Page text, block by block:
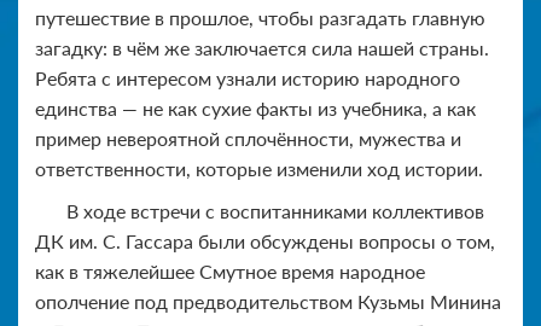
путешествие в прошлое, чтобы разгадать главную
загадку: в чём же заключается сила нашей страны.
Ребята с интересом узнали историю народного
единства — не как сухие факты из учебника, а как
пример невероятной сплочённости, мужества и
ответственности, которые изменили ход истории.
В ходе встречи с воспитанниками коллективов
ДК им. С. Гассара были обсуждены вопросы о том,
как в тяжелейшее Смутное время народное
ополчение под предводительством Кузьмы Минина